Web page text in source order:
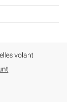
volant